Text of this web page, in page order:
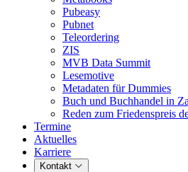
Pubeasy
Pubnet
Teleordering
ZIS
MVB Data Summit
Lesemotive
Metadaten für Dummies
Buch und Buchhandel in
Reden zum Friedenspreis
Termine
Aktuelles
Karriere
Kontakt